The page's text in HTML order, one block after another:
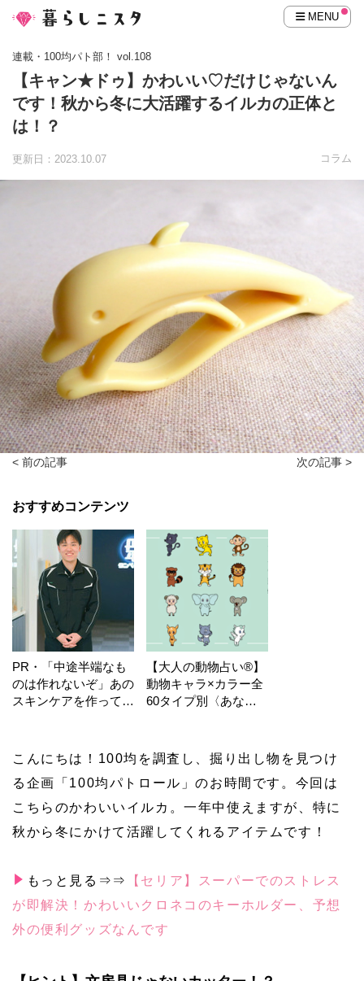
MENU
連載・100均パト部！ vol.108
【キャン★ドゥ】かわいい♡だけじゃないん
です！秋から冬に大活躍するイルカの正体と
は！？
更新日：2023.10.07 コラム
< 前の記事 次の記事 >
おすすめコンテンツ
PR・「中途半端なも
のは作れないぞ」あの
スキンケアを作ってい
【大人の動物占い®】
動物キャラ×カラー全
60タイプ別〈あなた
こんにちは！100均を調査し、掘り出し物を見つけ
る企画「100均パトロール」のお時間です。今回は
こちらのかわいいイルカ。一年中使えますが、特に
秋から冬にかけて活躍してくれるアイテムです！
もっと見る⇒⇒
【セリア】スーパーでのストレス
が即解決！かわいいクロネコのキーホルダー、予想
外の便利グッズなんです